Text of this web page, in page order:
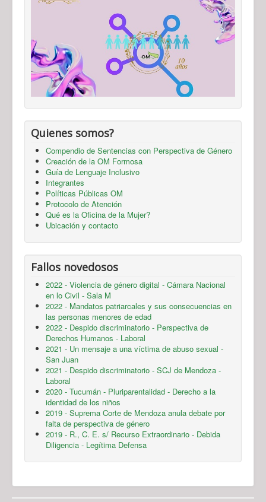
Quienes somos?
Compendio de Sentencias con Perspectiva de Género
Creación de la OM Formosa
Guía de Lenguaje Inclusivo
Integrantes
Políticas Públicas OM
Protocolo de Atención
Qué es la Oficina de la Mujer?
Ubicación y contacto
Fallos novedosos
2022 - Violencia de género digital - Cámara Nacional
en lo Civil - Sala M
2022 - Mandatos patriarcales y sus consecuencias en
las personas menores de edad
2022 - Despido discriminatorio - Perspectiva de
Derechos Humanos - Laboral
2021 - Un mensaje a una víctima de abuso sexual -
San Juan
2021 - Despido discriminatorio - SCJ de Mendoza -
Laboral
2020 - Tucumán - Pluriparentalidad - Derecho a la
identidad de los niños
2019 - Suprema Corte de Mendoza anula debate por
falta de perspectiva de género
2019 - R., C. E. s/ Recurso Extraordinario - Debida
Diligencia - Legítima Defensa